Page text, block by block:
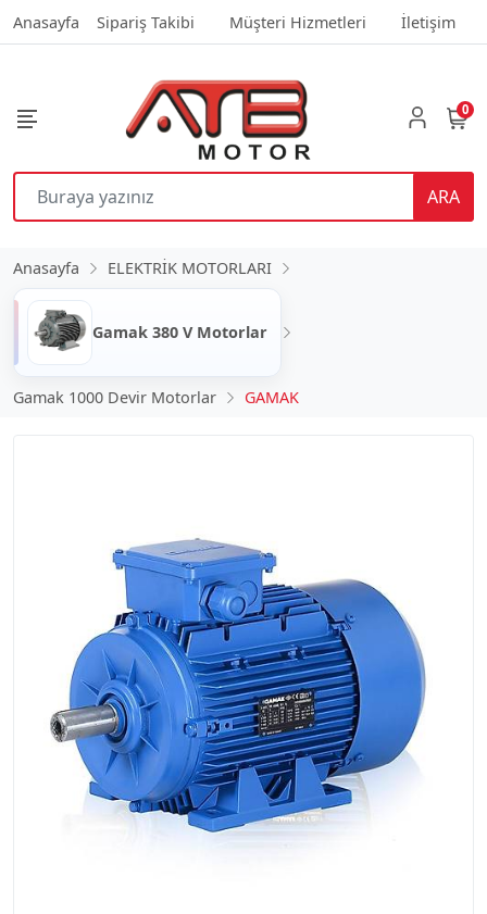
Anasayfa Sipariş Takibi Müşteri Hizmetleri İletişim
ARA
0
Anasayfa ELEKTRİK MOTORLARI
Gamak 380 V Motorlar
Gamak 1000 Devir Motorlar GAMAK